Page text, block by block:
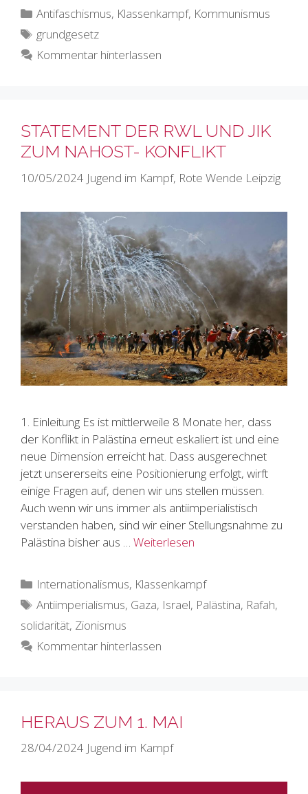
Kategorien
Antifaschismus, Klassenkampf, Kommunismus
Schlagwörter
grundgesetz
Kommentar hinterlassen
STATEMENT DER RWL UND JIK
ZUM NAHOST- KONFLIKT
10/05/2024 Jugend im Kampf, Rote Wende Leipzig
1. Einleitung Es ist mittlerweile 8 Monate her, dass
der Konflikt in Palästina erneut eskaliert ist und eine
neue Dimension erreicht hat. Dass ausgerechnet
jetzt unsererseits eine Positionierung erfolgt, wirft
einige Fragen auf, denen wir uns stellen müssen.
Auch wenn wir uns immer als antiimperialistisch
verstanden haben, sind wir einer Stellungsnahme zu
Palästina bisher aus … Weiterlesen
Kategorien
Internationalismus, Klassenkampf
Schlagwörter
Antiimperialismus, Gaza, Israel, Palästina, Rafah,
solidarität, Zionismus
Kommentar hinterlassen
HERAUS ZUM 1. MAI
28/04/2024 Jugend im Kampf